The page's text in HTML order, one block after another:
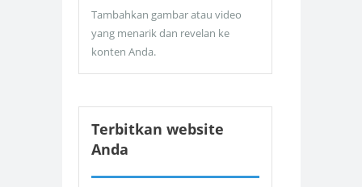
Tambahkan gambar atau video
yang menarik dan revelan ke
konten Anda.
Terbitkan website
Anda